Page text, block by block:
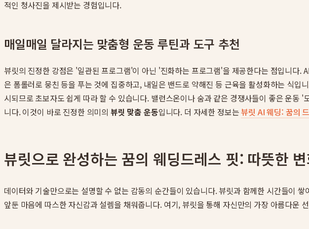
적인 청사진을 제시받는 경험입니다.
매일매일 달라지는 맞춤형 운동 루틴과 도구 추천
뷰릿의 진정한 강점은 '일관된 프로그램'이 아닌 '진화하는 프로그램'을 제공한다는 점입니다
은 폼롤러로 뭉친 등을 푸는 것에 집중하고, 내일은 밴드로 약해진 등 근육을 활성화하는 식
시되므로 초보자도 쉽게 따라 할 수 있습니다. 밸런스온이나 숨과 같은 경쟁사들이 좋은 운
니다. 이것이 바로 진정한 의미의 뷰릿 맞춤 운동입니다. 더 자세한 정보는뷰릿 AI 웨딩: 꿈의
뷰릿으로 완성하는 꿈의 웨딩드레스 핏: 따뜻한
데이터와 기술만으로는 설명할 수 없는 감동의 순간들이 있습니다. 뷰릿과 함께한 시간들이
앞둔 마음에 따스한 자신감과 설렘을 채워줍니다. 여기, 뷰릿을 통해 자신만의 가장 아름다운